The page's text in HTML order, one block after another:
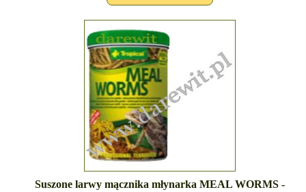
Suszone larwy mącznika młynarka MEAL WORMS -